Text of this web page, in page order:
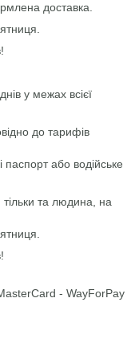
доставка.
у межах всієї
до тарифів
або водійське
та людина, на
- WayForPay